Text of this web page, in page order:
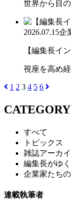
世界から目
2026.07.15企
【編集長イ
視座を高め
1 2 3 4 5 6
CATEGORY
すべて
トピックス
雑誌アーカ
編集長がゆく
企業家たち
連載執筆者